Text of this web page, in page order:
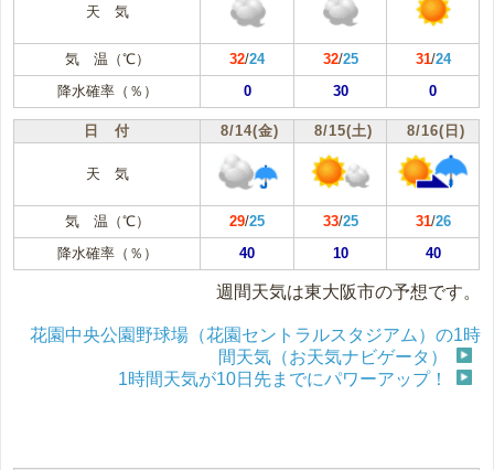
天 気
気 温（℃） 32/24 32/25 31/24
降水確率（％）
0 30 0
日 付 8/14(金) 8/15(土) 8/16(日)
天 気
気 温（℃） 29/25 33/25 31/26
降水確率（％）
40 10 40
週間天気は東大阪市の予想です。
花園中央公園野球場（花園セントラルスタジアム）の1時
間天気（お天気ナビゲータ）
1時間天気が10日先までにパワーアップ！